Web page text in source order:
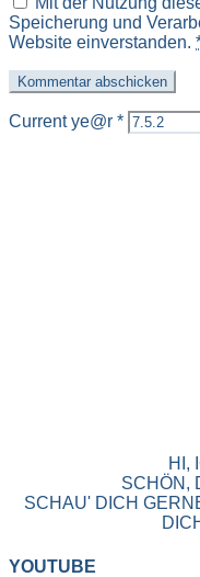
Speicherung und
Website einverstanden.
Current ye@r *
HI,
SCHÖN,
SCHAU' DICH
YOUTUBE